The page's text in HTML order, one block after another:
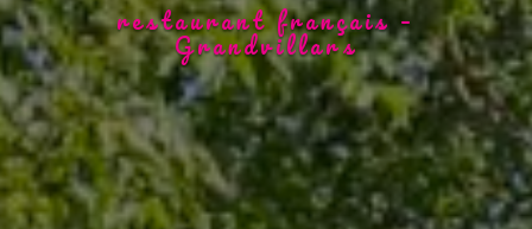
restaurant français –
Grandvillars